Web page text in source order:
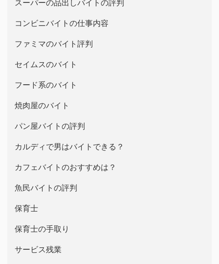
スーパーの品出しバイトの評判
コンビニバイトの仕事内容
ファミマのバイト評判
セイムスのバイト
フード系のバイト
焼肉屋のバイト
パン屋バイトの評判
カルディで男はバイトできる？
カフェバイトのおすすめは？
魚民バイトの評判
保育士
保育士の手取り
サービス残業